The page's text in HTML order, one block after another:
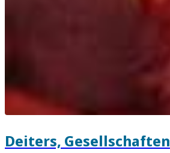
Deiters, Gesellschaften